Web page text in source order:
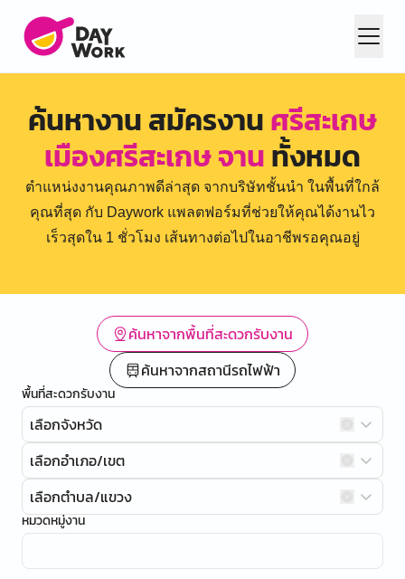
ค้นหางาน สมัครงานศรีสะเกษ
เมืองศรีสะเกษ จานทั้งหมด
ตำแหน่งงานคุณภาพดีล่าสุด จากบริษัทชั้นนำ ในพื้นที่ใกล้
คุณที่สุด กับ Daywork แพลตฟอร์มที่ช่วยให้คุณได้งานไว
เร็วสุดใน 1 ชั่วโมง เส้นทางต่อไปในอาชีพรอคุณอยู่
ค้นหาจากพื้นที่สะดวกรับงาน
ค้นหาจากสถานีรถไฟฟ้า
พื้นที่สะดวกรับงาน
เลือกจังหวัด
เลือกอำเภอ/เขต
เลือกตำบล/แขวง
หมวดหมู่งาน